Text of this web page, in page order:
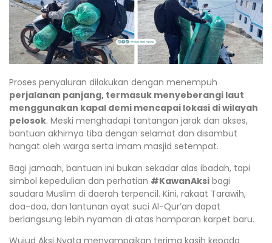
Proses penyaluran dilakukan dengan menempuh
perjalanan panjang, termasuk menyeberangi laut
menggunakan kapal demi mencapai lokasi di wilayah
pelosok. Meski menghadapi tantangan jarak dan akses,
bantuan akhirnya tiba dengan selamat dan disambut
hangat oleh warga serta imam masjid setempat.
Bagi jamaah, bantuan ini bukan sekadar alas ibadah, tapi
simbol kepedulian dan perhatian #KawanAksi bagi
saudara Muslim di daerah terpencil. Kini, rakaat Tarawih,
doa-doa, dan lantunan ayat suci Al-Qur’an dapat
berlangsung lebih nyaman di atas hamparan karpet baru.